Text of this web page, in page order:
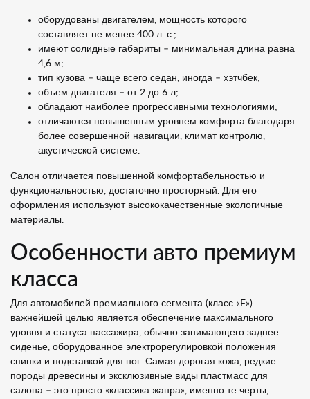
оборудованы двигателем, мощность которого
составляет не менее 400 л. с.;
имеют солидные габариты – минимальная длина равна
4,6 м;
тип кузова – чаще всего седан, иногда – хэтчбек;
объем двигателя – от 2 до 6 л;
обладают наиболее прогрессивными технологиями;
отличаются повышенным уровнем комфорта благодаря
более совершенной навигации, климат контролю,
акустической системе.
Салон отличается повышенной комфортабельностью и
функциональностью, достаточно просторный. Для его
оформления используют высококачественные экологичные
материалы.
Особенности авто премиум
класса
Для автомобилей премиального сегмента (класс «F»)
важнейшей целью является обеспечение максимального
уровня и статуса пассажира, обычно занимающего заднее
сиденье, оборудованное электрорегулировкой положения
спинки и подставкой для ног. Самая дорогая кожа, редкие
породы древесины и эксклюзивные виды пластмасс для
салона – это просто «классика жанра», именно те черты,